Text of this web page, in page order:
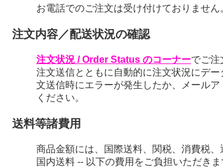
お電話でのご注文は受け付けておりません
注文内容／配送状況の確認
注文状況 / Order Status のコーナーでご注
注文送信とともに自動的に注文状況にデ
文送信時にエラーが発生したか、メール
ください。
送料等諸費用
商品金額には、国際送料、関税、消費税
国内送料 -- 以下の費用をご負担いただきま